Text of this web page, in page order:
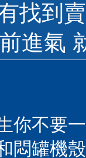
找到
進氣
你不要
悶罐機